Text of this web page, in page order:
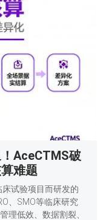
AceCTMS破
难题
试验项目而研发的
、SMO等临床研究
理低效、数据割裂、